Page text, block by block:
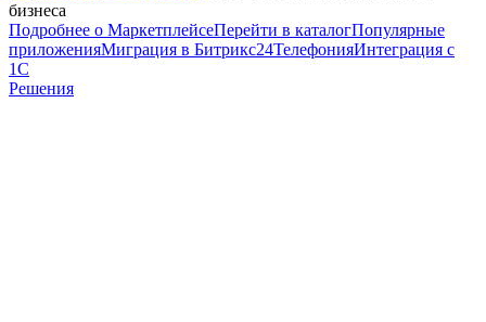
бизнеса
Подробнее о МаркетплейсеПерейти в каталогПопулярные
приложенияМиграция в Битрикс24ТелефонияИнтеграция с
1С
Решения